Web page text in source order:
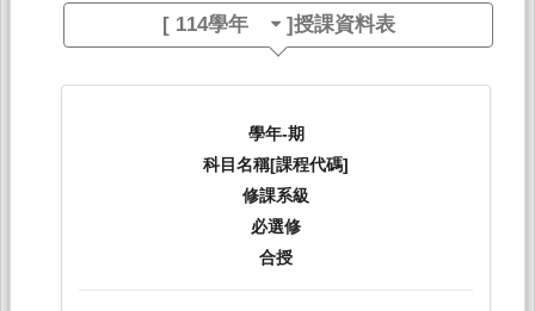
[ 114學年 ]授課資料表
學年-期
科目名稱[課程代碼]
修課系級
必選修
合授